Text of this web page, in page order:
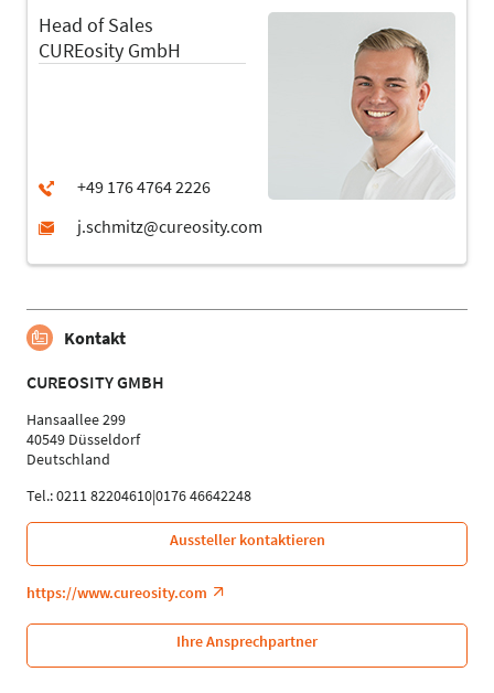
Head of Sales
CUREosity GmbH
Kontakt
CUREOSITY GMBH
Hansaallee 299
40549 Düsseldorf
Deutschland
Tel.: 0211 82204610|0176 46642248
Aussteller kontaktieren
https://www.cureosity.com
Ihre Ansprechpartner